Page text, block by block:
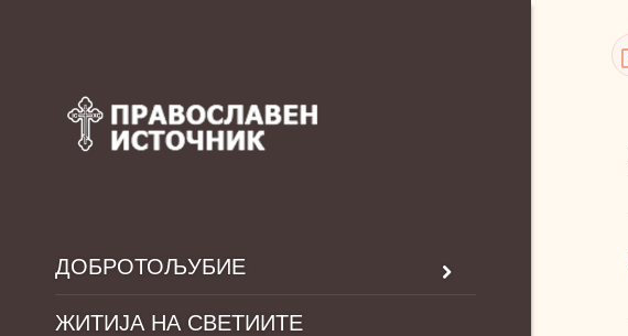
ДОБРОТОЉУБИЕ
ЖИТИЈА НА СВЕТИИТЕ